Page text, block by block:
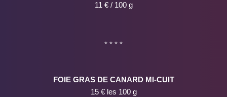
11 € / 100 g
* * * *
FOIE GRAS DE CANARD MI-CUIT
15 € les 100 g